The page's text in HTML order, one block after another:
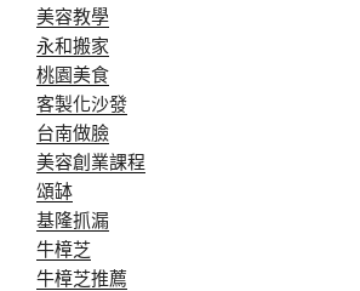
美容教學
永和搬家
桃園美食
客製化沙發
台南做臉
美容創業課程
頌缽
基隆抓漏
牛樟芝
牛樟芝推薦